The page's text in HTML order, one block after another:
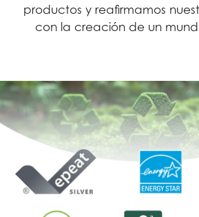
productos y reafirmamos
con la creación de un